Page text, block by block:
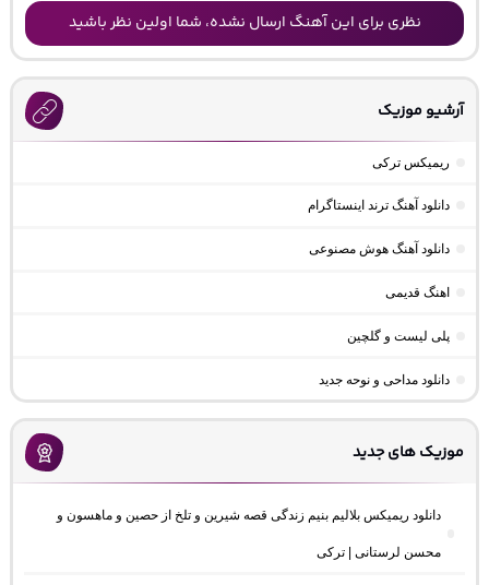
نظری برای این آهنگ ارسال نشده، شما اولین نظر باشید
آرشیو موزیک
ریمیکس ترکی
دانلود آهنگ ترند اینستاگرام
دانلود آهنگ هوش مصنوعی
اهنگ قدیمی
پلی لیست و گلچین
دانلود مداحی و نوحه جدید
موزیک های جدید
دانلود ریمیکس بلالیم بنیم زندگی قصه شیرین و تلخ از حصین و ماهسون و
محسن لرستانی | ترکی